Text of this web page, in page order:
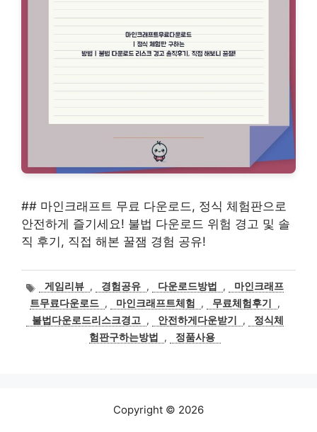
## 마인크래프트 무료 다운로드, 정식 체험판으로
안전하게 즐기세요! 불법 다운로드 위험 경고 및 솔
직 후기, 직접 해본 꿀잼 경험 공유!
태
그
게임리뷰 , 경험공유 , 다운로드방법 ,
마인크래프
트무료다운로드 , 마인크래프트체험 , 무료체험후기
,
불법다운로드리스크경고
, 안전하게다운받기 ,
정식체
험판구하는방법
, 정품사용
Copyright © 2026